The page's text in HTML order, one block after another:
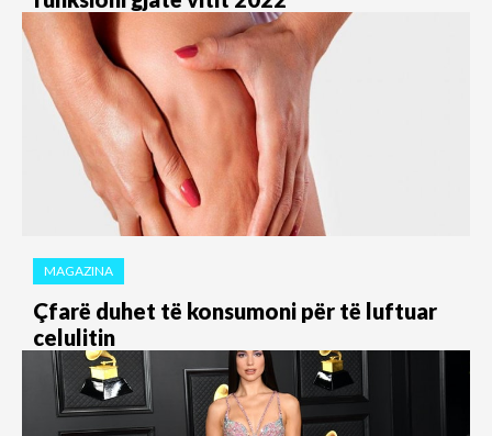
MAGAZINA
Çfarë duhet të konsumoni për të luftuar
celulitin